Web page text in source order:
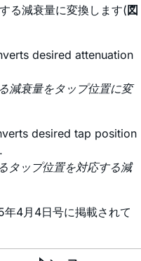
る減衰量に変換します(図
減衰量をタップ位置に変
タップ位置を対応する減
4月4日号に掲載されて